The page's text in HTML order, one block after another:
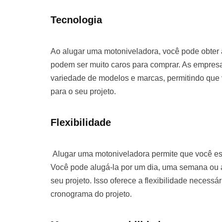
Tecnologia
Ao alugar uma motoniveladora, você pode
podem ser muito caros para comprar. As
variedade de modelos e marcas, permitindo
para o seu projeto.
Flexibilidade
Alugar uma motoniveladora permite que você
Você pode alugá-la por um dia, uma semana
seu projeto. Isso oferece a flexibilidade
cronograma do projeto.